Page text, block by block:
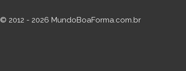
© 2012 - 2026 MundoBoaForma.com.br